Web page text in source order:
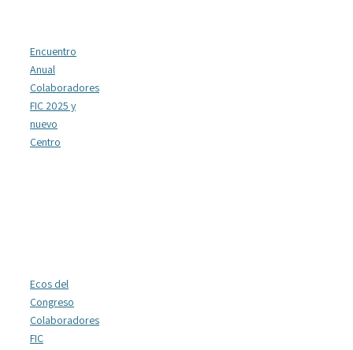
Encuentro
Anual
Colaboradores
FIC 2025 y
nuevo
Centro
Ecos del
Congreso
Colaboradores
FIC